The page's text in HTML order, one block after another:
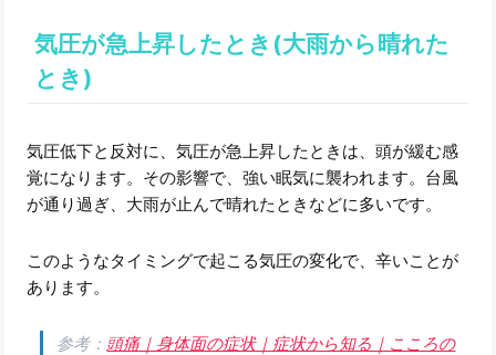
気圧が急上昇したとき(大雨から晴れた
とき)
気圧低下と反対に、気圧が急上昇したときは、頭が緩む感
覚になります。その影響で、強い眠気に襲われます。台風
が通り過ぎ、大雨が止んで晴れたときなどに多いです。
このようなタイミングで起こる気圧の変化で、辛いことが
あります。
参考：頭痛｜身体面の症状｜症状から知る｜こころの